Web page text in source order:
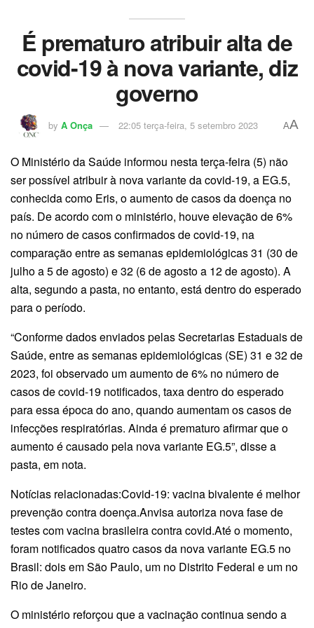
É prematuro atribuir alta de
covid-19 à nova variante, diz
governo
by A Onça 22:05 terça-feira, 5 setembro 2023 AA
O Ministério da Saúde informou nesta terça-feira (5) não
ser possível atribuir à nova variante da covid-19, a EG.5,
conhecida como Eris, o aumento de casos da doença no
país. De acordo com o ministério, houve elevação de 6%
no número de casos confirmados de covid-19, na
comparação entre as semanas epidemiológicas 31 (30 de
julho a 5 de agosto) e 32 (6 de agosto a 12 de agosto). A
alta, segundo a pasta, no entanto, está dentro do esperado
para o período.
“Conforme dados enviados pelas Secretarias Estaduais de
Saúde, entre as semanas epidemiológicas (SE) 31 e 32 de
2023, foi observado um aumento de 6% no número de
casos de covid-19 notificados, taxa dentro do esperado
para essa época do ano, quando aumentam os casos de
infecções respiratórias. Ainda é prematuro afirmar que o
aumento é causado pela nova variante EG.5”, disse a
pasta, em nota.
Notícias relacionadas:Covid-19: vacina bivalente é melhor
prevenção contra doença.Anvisa autoriza nova fase de
testes com vacina brasileira contra covid.Até o momento,
foram notificados quatro casos da nova variante EG.5 no
Brasil: dois em São Paulo, um no Distrito Federal e um no
Rio de Janeiro.
O ministério reforçou que a vacinação continua sendo a